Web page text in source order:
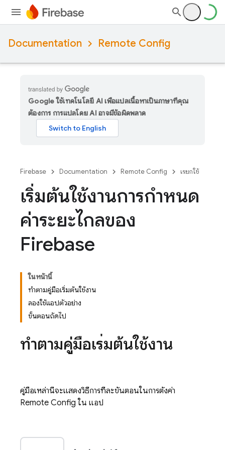
Documentation Remote Config
Google ใช้เทคโนโลยี AI เพื่อแปลเนื้อหาเป็นภาษาที่คุณ
ต้องการ การแปลโดย AI อาจมีข้อผิดพลาด
Firebase Documentation Remote Config เรียกใช้
เริ่มต้นใช้งานการกำหนด
ค่าระยะไกลของ
Firebase
ในหน้านี้
ทำตามคู่มือเริ่มต้นใช้งาน
ลองใช้แอปตัวอย่าง
ขั้นตอนถัดไป
ทำตามคู่มือเริ่มต้นใช้งาน
คู่มือเหล่านี้จะแสดงวิธีการทีละขั้นตอนในการตั้งค่า
Remote Config ใน แอป